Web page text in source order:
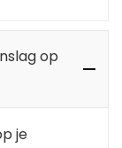
op
je